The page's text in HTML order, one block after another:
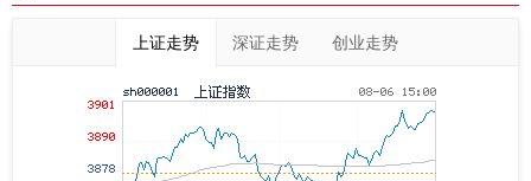
上证走势 深证走势 创业走势